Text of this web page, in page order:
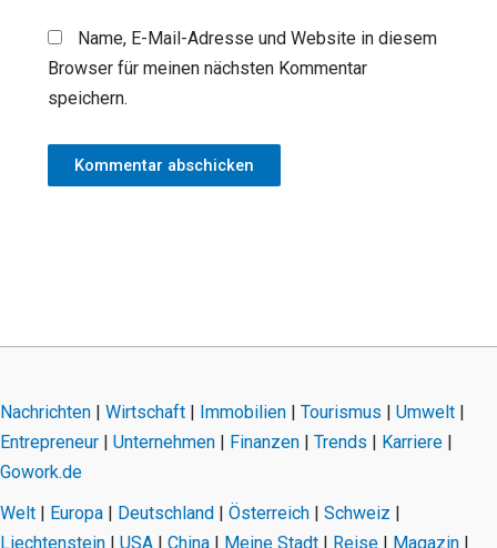
Name, E-Mail-Adresse und Website in diesem
Browser für meinen nächsten Kommentar
speichern.
Nachrichten | Wirtschaft | Immobilien | Tourismus | Umwelt |
Entrepreneur | Unternehmen | Finanzen | Trends | Karriere |
Gowork.de
Welt | Europa | Deutschland | Österreich | Schweiz |
Liechtenstein | USA | China | Meine Stadt | Reise | Magazin |